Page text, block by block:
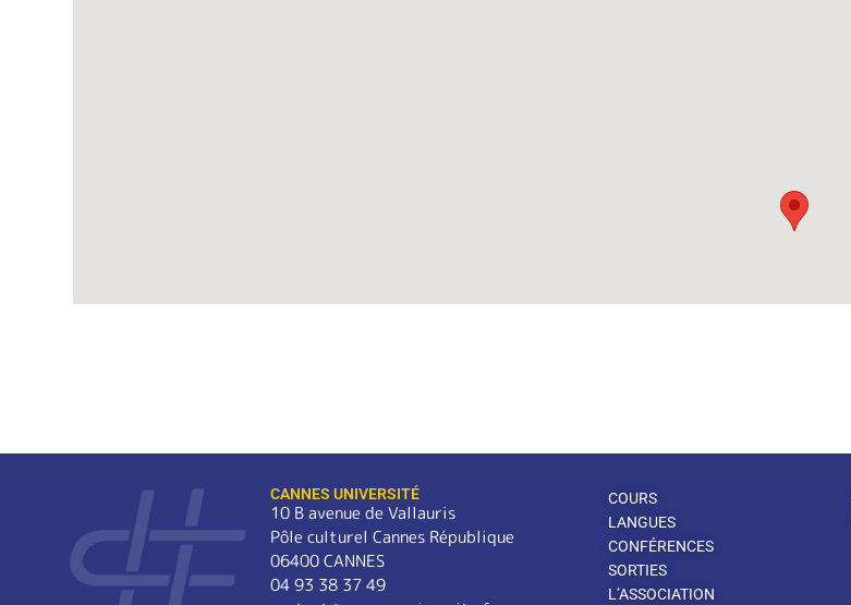
CANNES UNIVERSITÉ
10 B avenue de Vallauris
Pôle culturel Cannes République
06400 CANNES
04 93 38 37 49
COURS
LANGUES
CONFÉRENCES
SORTIES
L’ASSOCIATION